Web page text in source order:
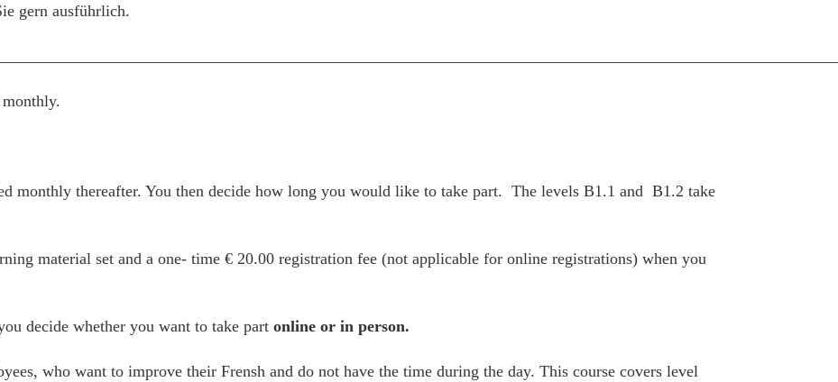
gern ausführlich.
monthly thereafter. You then decide how long you would like to take part. The levels B1.1 and B1.2 take
material set and a one- time € 20.00 registration fee (not applicable for online registrations) when you
decide whether you want to take part online or in person.
who want to improve their Frensh and do not have the time during the day. This course covers level